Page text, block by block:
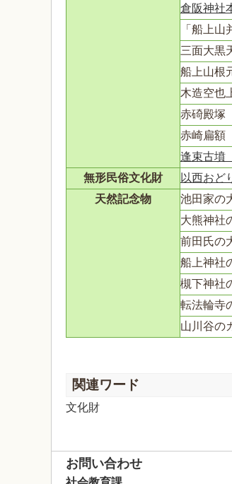
倉阪神社
「船上山
三面大黒
船上山根
木造空也
赤碕殿塚
赤崎扁額
逢束古墳
無形民俗文化財
以西おど
天然記念物
池田家の
大熊神社
前田氏の
船上神社
槻下神社
転法輪寺
山川谷の
関連ワード
文化財
お問い合わせ